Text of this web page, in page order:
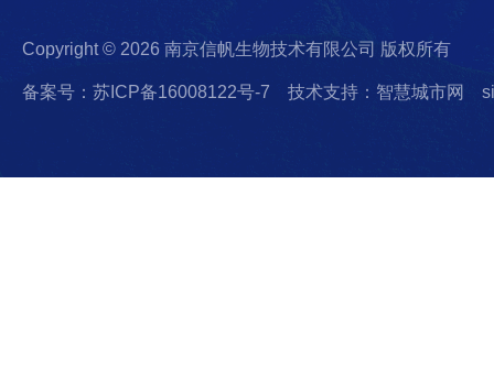
Copyright © 2026 南京信帆生物技术有限公司 版权所有
备案号：苏ICP备16008122号-7 技术支持：智慧城市网